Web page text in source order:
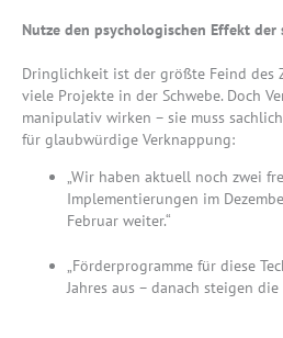
Nutze den psychologischen Effekt der
Dringlichkeit ist der größte Feind des
viele Projekte in der Schwebe. Doch
manipulativ wirken – sie muss
für glaubwürdige Verknappung:
„Wir haben aktuell noch zwei
Implementierungen im
Februar weiter.“
„Förderprogramme für diese
Jahres aus – danach steigen die